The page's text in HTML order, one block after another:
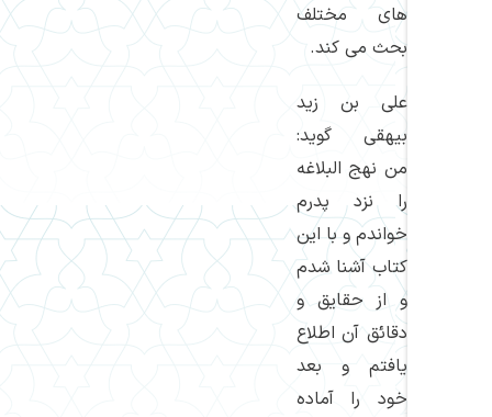
های مختلف
بحث می كند.
علی بن زید
بیهقی گوید:
من نهج البلاغه
را نزد پدرم
خواندم و با این
كتاب آشنا شدم
و از حقایق و
دقائق آن اطلاع
یافتم و بعد
خود را آماده